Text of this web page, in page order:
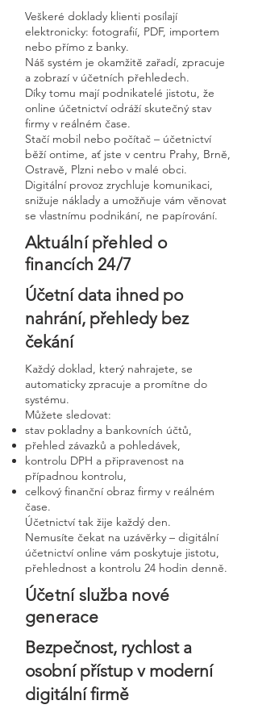
Veškeré doklady klienti posílají
elektronicky: fotografií, PDF, importem
nebo přímo z banky.
Náš systém je okamžitě zařadí, zpracuje
a zobrazí v účetních přehledech.
Díky tomu mají podnikatelé jistotu, že
online účetnictví odráží skutečný stav
firmy v reálném čase.
Stačí mobil nebo počítač – účetnictví
běží ontime, ať jste v centru Prahy, Brně,
Ostravě, Plzni nebo v malé obci.
Digitální provoz zrychluje komunikaci,
snižuje náklady a umožňuje vám věnovat
se vlastnímu podnikání, ne papírování.
Aktuální přehled o
financích 24/7
Účetní data ihned po
nahrání, přehledy bez
čekání
Každý doklad, který nahrajete, se
automaticky zpracuje a promítne do
systému.
Můžete sledovat:
stav pokladny a bankovních účtů,
přehled závazků a pohledávek,
kontrolu DPH a připravenost na
případnou kontrolu,
celkový finanční obraz firmy v reálném
čase.
Účetnictví tak žije každý den.
Nemusíte čekat na uzávěrky – digitální
účetnictví online vám poskytuje jistotu,
přehlednost a kontrolu 24 hodin denně.
Účetní služba nové
generace
Bezpečnost, rychlost a
osobní přístup v moderní
digitální firmě